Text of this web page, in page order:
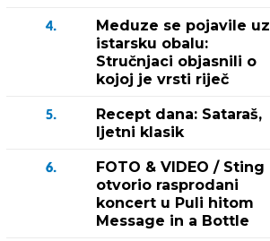
4.
Meduze se pojavile uz
istarsku obalu:
Stručnjaci objasnili o
kojoj je vrsti riječ
5.
Recept dana: Sataraš,
ljetni klasik
6.
FOTO & VIDEO / Sting
otvorio rasprodani
koncert u Puli hitom
Message in a Bottle